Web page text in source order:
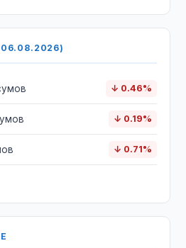
↓ 0.46%
↓ 0.19%
↓ 0.71%